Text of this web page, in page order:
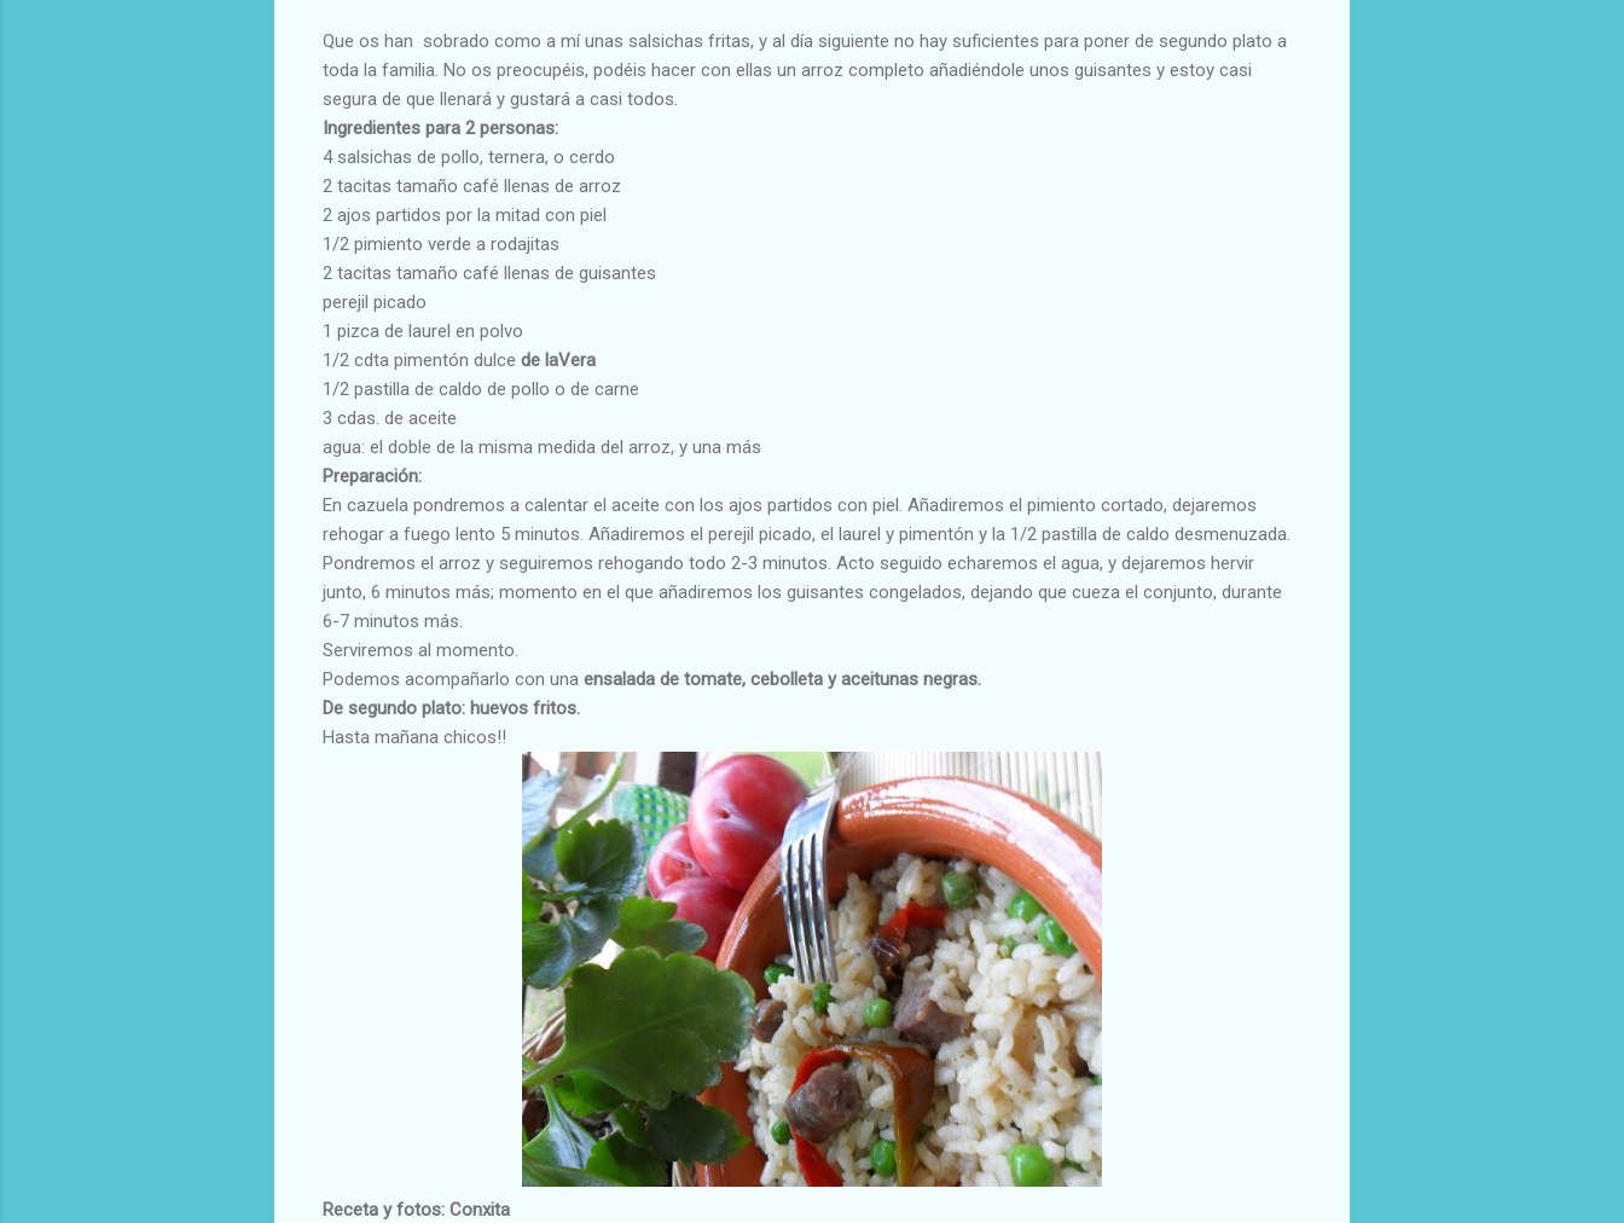
Que os han sobrado como a mí unas salsichas fritas, y al día siguiente no hay suficientes para poner de segundo plato a
toda la familia. No os preocupéis, podéis hacer con ellas un arroz completo añadiéndole unos guisantes y estoy casi
segura de que llenará y gustará a casi todos.
Ingredientes para 2 personas:
4 salsichas de pollo, ternera, o cerdo
2 tacitas tamaño café llenas de arroz
2 ajos partidos por la mitad con piel
1/2 pimiento verde a rodajitas
2 tacitas tamaño café llenas de guisantes
perejil picado
1 pizca de laurel en polvo
1/2 cdta pimentón dulce de laVera
1/2 pastilla de caldo de pollo o de carne
3 cdas. de aceite
agua: el doble de la misma medida del arroz, y una más
Preparación:
En cazuela pondremos a calentar el aceite con los ajos partidos con piel. Añadiremos el pimiento cortado, dejaremos
rehogar a fuego lento 5 minutos. Añadiremos el perejil picado, el laurel y pimentón y la 1/2 pastilla de caldo desmenuzada.
Pondremos el arroz y seguiremos rehogando todo 2-3 minutos. Acto seguido echaremos el agua, y dejaremos hervir
junto, 6 minutos más; momento en el que añadiremos los guisantes congelados, dejando que cueza el conjunto, durante
6-7 minutos más.
Serviremos al momento.
Podemos acompañarlo con una ensalada de tomate, cebolleta y aceitunas negras.
De segundo plato: huevos fritos.
Hasta mañana chicos!!
Receta y fotos: Conxita